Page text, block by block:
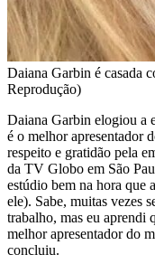
Daiana Garbin é casada
Reprodução)
Daiana Garbin elogiou a
é o melhor apresentador
respeito e gratidão pela
da TV Globo em São
estúdio bem na hora que
ele). Sabe, muitas vezes
trabalho, mas eu aprendi
melhor apresentador do
concluiu.